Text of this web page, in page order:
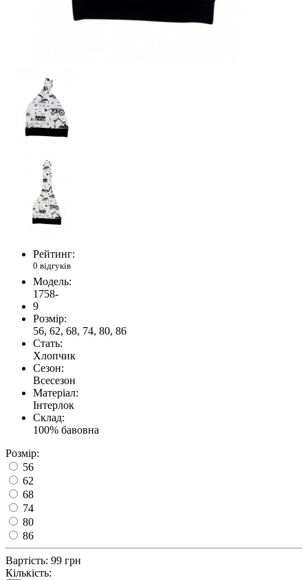
Рейтинг:
0 відгуків
Модель:
1758-
9
Розмір:
56, 62, 68, 74, 80, 86
Стать:
Хлопчик
Сезон:
Всесезон
Матеріал:
Інтерлок
Склад:
100% бавовна
Розмір:
56
62
68
74
80
86
Вартість: 99 грн
Кількість: